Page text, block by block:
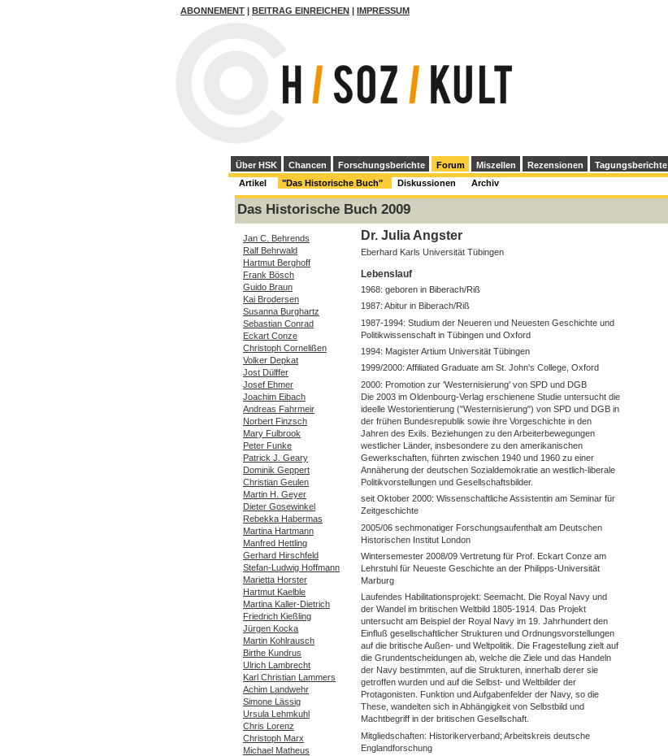
ABONNEMENT BEITRAG EINREICHEN IMPRESSUM
Über HSK Chancen Forschungsberichte Forum Miszellen Rezensionen Tagungsberichte
Artikel
"Das Historische Buch" Diskussionen Archiv
Das Historische Buch 2009
Jan C. Behrends
Ralf Behrwald
Hartmut Berghoff
Frank Bösch
Guido Braun
Kai Brodersen
Susanna Burghartz
Sebastian Conrad
Eckart Conze
Christoph Cornelißen
Volker Depkat
Jost Dülffer
Josef Ehmer
Joachim Eibach
Andreas Fahrmeir
Norbert Finzsch
Mary Fulbrook
Peter Funke
Patrick J. Geary
Dominik Geppert
Christian Geulen
Martin H. Geyer
Dieter Gosewinkel
Rebekka Habermas
Martina Hartmann
Manfred Hettling
Gerhard Hirschfeld
Stefan-Ludwig Hoffmann
Marietta Horster
Hartmut Kaelble
Martina Kaller-Dietrich
Friedrich Kießling
Jürgen Kocka
Martin Kohlrausch
Birthe Kundrus
Ulrich Lambrecht
Karl Christian Lammers
Achim Landwehr
Simone Lässig
Ursula Lehmkuhl
Chris Lorenz
Christoph Marx
Michael Matheus
Dr. Julia Angster
Eberhard Karls Universität Tübingen
Lebenslauf
1968: geboren in Biberach/Riß
1987: Abitur in Biberach/Riß
1987-1994: Studium der Neueren und Neuesten Geschichte und
Politikwissenschaft in Tübingen und Oxford
1994: Magister Artium Universität Tübingen
1999/2000: Affiliated Graduate am St. John's College, Oxford
2000: Promotion zur 'Westernisierung' von SPD und DGB
Die 2003 im Oldenbourg-Verlag erschienene Studie untersucht die
ideelle Westorientierung ("Westernisierung") von SPD und DGB in
der frühen Bundesrepublik sowie ihre Vorgeschichte in den
Jahren des Exils. Beziehungen zu den Arbeiterbewegungen
westlicher Länder, insbesondere zu den amerikanischen
Gewerkschaften, führten zwischen 1940 und 1960 zu einer
Annäherung der deutschen Sozialdemokratie an westlich-liberale
Politikvorstellungen und Gesellschaftsbilder.
seit Oktober 2000: Wissenschaftliche Assistentin am Seminar für
Zeitgeschichte
2005/06 sechmonatiger Forschungsaufenthalt am Deutschen
Historischen Institut London
Wintersemester 2008/09 Vertretung für Prof. Eckart Conze am
Lehrstuhl für Neueste Geschichte an der Philipps-Universität
Marburg
Laufendes Habilitationsprojekt: Seemacht. Die Royal Navy und
der Wandel im britischen Weltbild 1805-1914. Das Projekt
untersucht am Beispiel der Royal Navy im 19. Jahrhundert den
Einfluß gesellschaftlicher Strukturen und Ordnungsvorstellungen
auf die britische Außen- und Weltpolitik. Die Fragestellung zielt auf
die Grundentscheidungen ab, welche die Ziele und das Handeln
der Navy bestimmten, auf die Strukturen, innerhalb derer sie
getroffen wurden und auf die Selbst- und Weltbilder der
Protagonisten. Funktion und Aufgabenfelder der Navy, so die
These, wandelten sich in Abhängigkeit von Selbstbild und
Machtbegriff in der britischen Gesellschaft.
Mitgliedschaften: Historikerverband; Arbeitskreis deutsche
Englandforschung